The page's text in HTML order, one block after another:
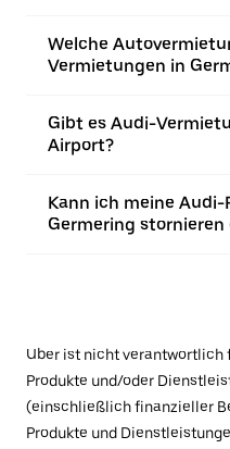
Welche
Vermietungen in
Gibt es Audi-
Airport?
Kann ich meine Audi-
Germering stornieren
Uber ist nicht verantwortlich
Produkte und/oder
(einschließlich finanzieller
Produkte und